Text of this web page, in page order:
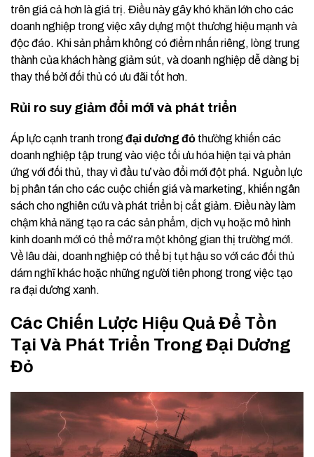
trên giá cả hơn là giá trị. Điều này gây khó khăn lớn cho các
doanh nghiệp trong việc xây dựng một thương hiệu mạnh và
độc đáo. Khi sản phẩm không có điểm nhấn riêng, lòng trung
thành của khách hàng giảm sút, và doanh nghiệp dễ dàng bị
thay thế bởi đối thủ có ưu đãi tốt hơn.
Rủi ro suy giảm đổi mới và phát triển
Áp lực cạnh tranh trong đại dương đỏ thường khiến các
doanh nghiệp tập trung vào việc tối ưu hóa hiện tại và phản
ứng với đối thủ, thay vì đầu tư vào đổi mới đột phá. Nguồn lực
bị phân tán cho các cuộc chiến giá và marketing, khiến ngân
sách cho nghiên cứu và phát triển bị cắt giảm. Điều này làm
chậm khả năng tạo ra các sản phẩm, dịch vụ hoặc mô hình
kinh doanh mới có thể mở ra một không gian thị trường mới.
Về lâu dài, doanh nghiệp có thể bị tụt hậu so với các đối thủ
dám nghĩ khác hoặc những người tiên phong trong việc tạo
ra đại dương xanh.
Các Chiến Lược Hiệu Quả Để Tồn
Tại Và Phát Triển Trong Đại Dương
Đỏ